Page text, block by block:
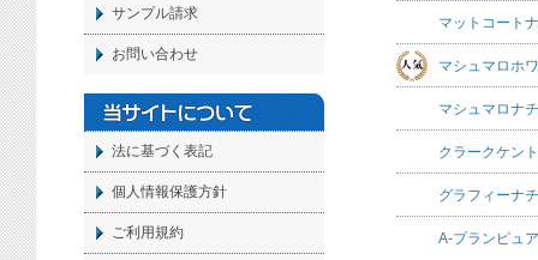
マットコート
マシュマロホ
マシュマロナ
クラークケン
グラフィーナ
A-プランピュ
サンプル請求
お問い合わせ
法に基づく表記
個人情報保護方針
ご利用規約